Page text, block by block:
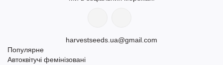
harvestseeds.ua@gmail.com
Популярне
Автоквітучі фемінізовані